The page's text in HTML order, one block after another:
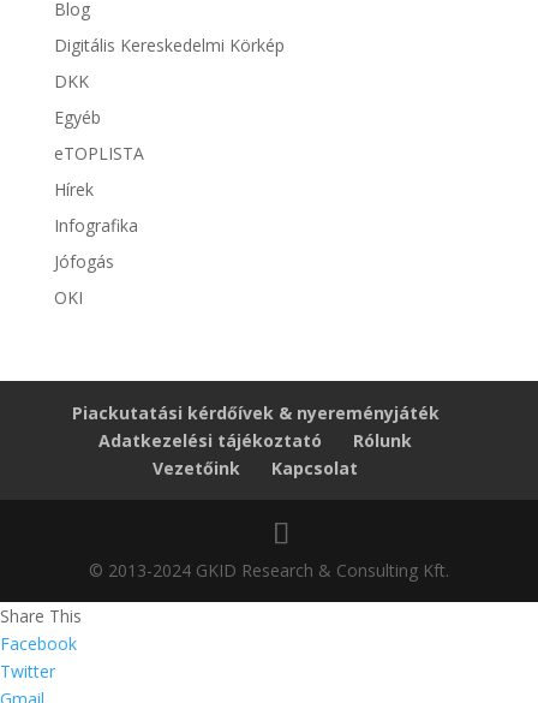
Blog
Digitális Kereskedelmi Körkép
DKK
Egyéb
eTOPLISTA
Hírek
Infografika
Jófogás
OKI
Piackutatási kérdőívek & nyereményjáték
Adatkezelési tájékoztató
Rólunk
Vezetőink
Kapcsolat
© 2013-2024 GKID Research & Consulting Kft.
Share This
Facebook
Twitter